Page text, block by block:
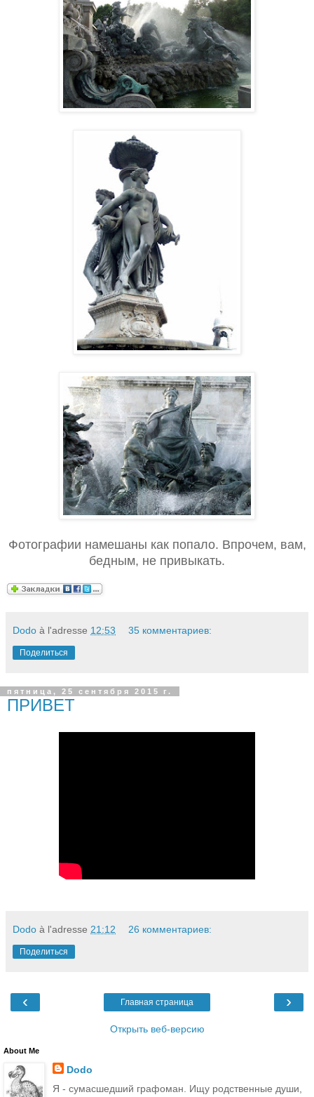
Фотографии намешаны как попало. Впрочем, вам,
бедным, не привыкать.
Dodo à l'adresse 12:53 35 комментариев:
Поделиться
пятница, 25 сентября 2015 г.
ПРИВЕТ
Dodo à l'adresse 21:12 26 комментариев:
Поделиться
‹ ›
Главная страница
Открыть веб-версию
About Me
Dodo
Я - сумасшедший графоман. Ищу родственные души,